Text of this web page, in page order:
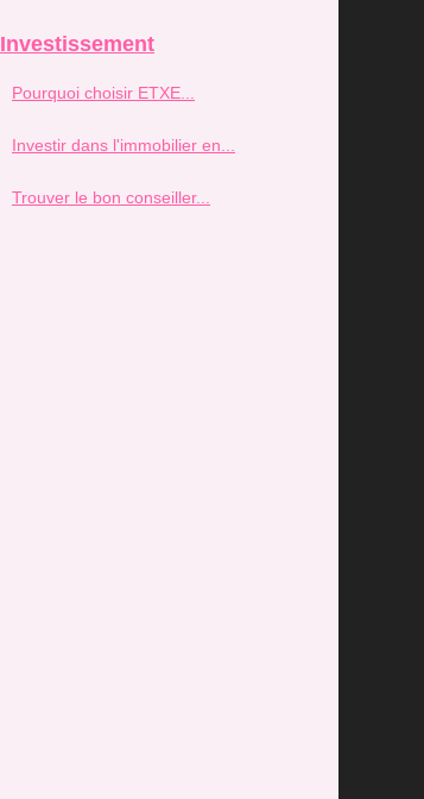
Investissement
Pourquoi choisir ETXE...
Investir dans l'immobilier en...
Trouver le bon conseiller...